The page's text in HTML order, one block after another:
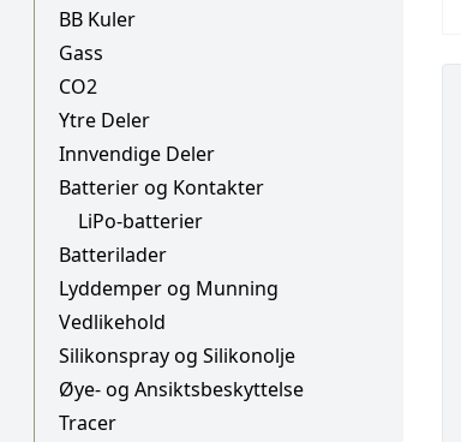
BB Kuler
Gass
CO2
Ytre Deler
Innvendige Deler
Batterier og Kontakter
LiPo-batterier
Batterilader
Lyddemper og Munning
Vedlikehold
Silikonspray og Silikonolje
Øye- og Ansiktsbeskyttelse
Tracer